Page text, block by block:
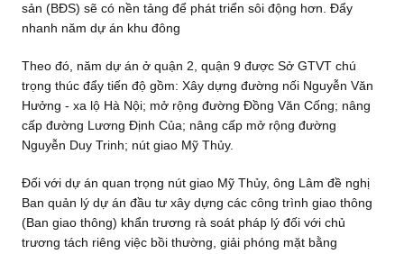
sản (BĐS) sẽ có nền tảng để phát triển sôi động hơn. Đẩy
nhanh năm dự án khu đông
Theo đó, năm dự án ở quận 2, quận 9 được Sở GTVT chú
trọng thúc đẩy tiến độ gồm: Xây dựng đường nối Nguyễn Văn
Hưởng - xa lộ Hà Nội; mở rộng đường Đồng Văn Cống; nâng
cấp đường Lương Định Của; nâng cấp mở rộng đường
Nguyễn Duy Trinh; nút giao Mỹ Thủy.
Đối với dự án quan trọng nút giao Mỹ Thủy, ông Lâm đề nghị
Ban quản lý dự án đầu tư xây dựng các công trình giao thông
(Ban giao thông) khẩn trương rà soát pháp lý đối với chủ
trương tách riêng việc bồi thường, giải phóng mặt bằng